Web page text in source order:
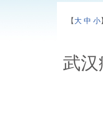
【大 中 小】
武